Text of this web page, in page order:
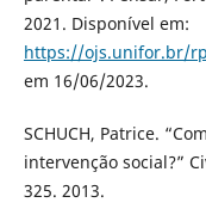
2021. Disponível em:
https://ojs.unifor.br/
em 16/06/2023.
SCHUCH, Patrice.
intervenção social?”
325. 2013.